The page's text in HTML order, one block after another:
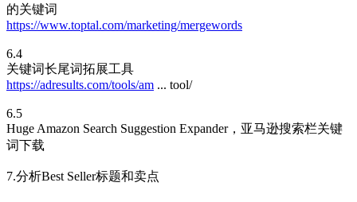
的关键词
https://www.toptal.com/marketing/mergewords
6.4
关键词长尾词拓展工具
https://adresults.com/tools/am ... tool/
6.5
Huge Amazon Search Suggestion Expander，亚马逊搜索栏关键
词下载
7.分析Best Seller标题和卖点